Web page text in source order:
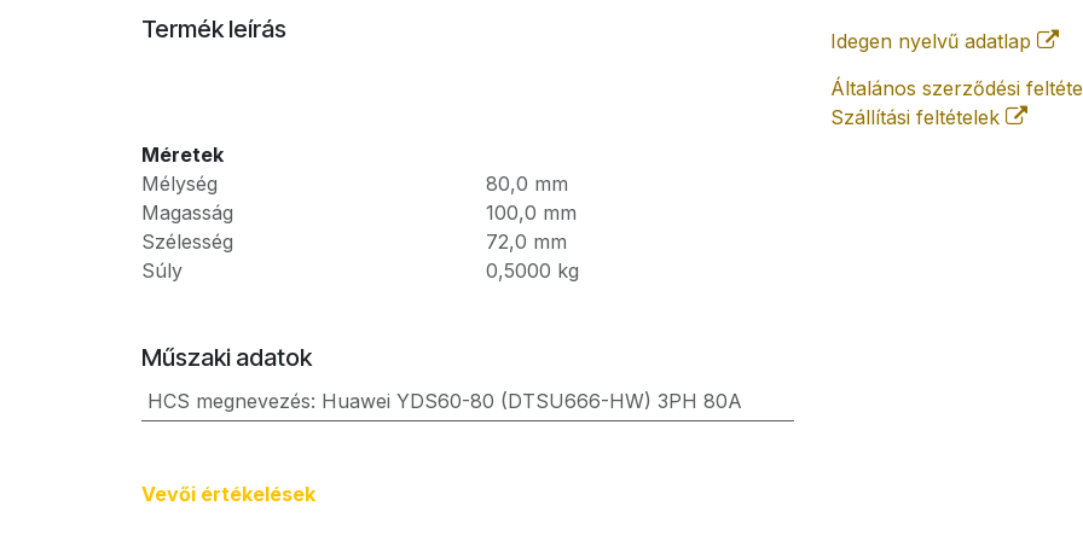
Termék leírás
Méretek
Mélység
80,0 mm
Magasság
100,0 mm
Szélesség
72,0 mm
Súly
0,5000 kg
Műszaki adatok
HCS megnevezés: Huawei YDS60-80 (DTSU666-HW) 3PH 80A
Idegen nyelvű adatlap
Általános szerződési
Szállítási feltételek
Vevői értékel​ések